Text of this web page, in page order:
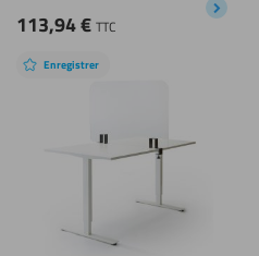
113,94€ TTC
Enregistrer